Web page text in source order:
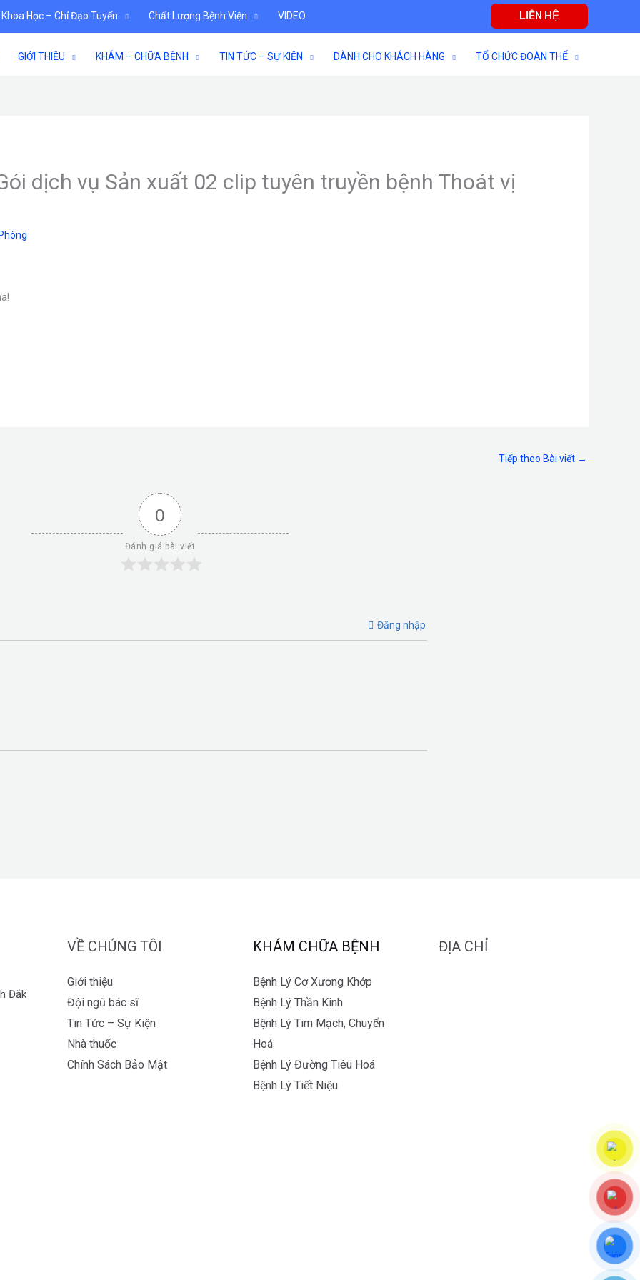
Học – Chỉ Đạo Tuyến Chất Lượng Bệnh Viện VIDEO LIÊN HỆ
GIỚI THIỆU KHÁM – CHỮA BỆNH TIN TỨC – SỰ KIỆN DÀNH CHO KHÁCH HÀNG TỔ CHỨC ĐOÀN THỂ
dịch vụ Sản xuất 02 clip tuyên truyền bệnh Thoát vị
Tiếp theo Bài viết →
0
Đánh giá bài viết
Đăng nhập
Đắk
VỀ CHÚNG TÔI
Giới thiệu
Đội ngũ bác sĩ
Tin Tức – Sự Kiện
Nhà thuốc
Chính Sách Bảo Mật
KHÁM CHỮA BỆNH
Bệnh Lý Cơ Xương Khớp
Bệnh Lý Thần Kinh
Bệnh Lý Tim Mạch, Chuyển
Hoá
Bệnh Lý Đường Tiêu Hoá
Bệnh Lý Tiết Niệu
ĐỊA CHỈ